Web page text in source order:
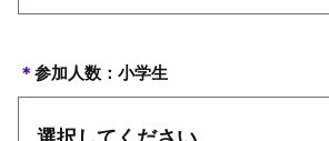
＊ 参加人数：小学生